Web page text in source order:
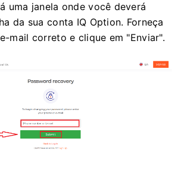
uma janela onde você deverá
da sua conta IQ Option. Forneça
mail correto e clique em "Enviar".